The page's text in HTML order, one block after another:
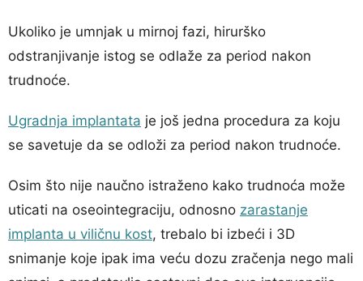
Ukoliko je umnjak u mirnoj fazi, hirurško
odstranjivanje istog se odlaže za period nakon
trudnoće.
Ugradnja implantata je još jedna procedura za koju
se savetuje da se odloži za period nakon trudnoće.
Osim što nije naučno istraženo kako trudnoća može
uticati na oseointegraciju, odnosno zarastanje
implanta u viličnu kost, trebalo bi izbeći i 3D
snimanje koje ipak ima veću dozu zračenja nego mali